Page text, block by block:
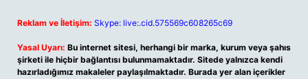
Reklam ve İletişim: Skype: live:.cid.575569c608265c69
Yasal Uyarı: Bu internet sitesi, herhangi bir marka, kurum veya şahıs
şirketi ile hiçbir bağlantısı bulunmamaktadır. Sitede yalnızca kendi
hazırladığımız makaleler paylaşılmaktadır. Burada yer alan içerikler